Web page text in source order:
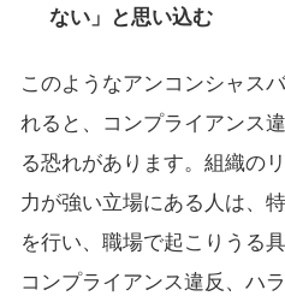
ない」と思い込む
このようなアンコンシャス
れると、コンプライアンス
る恐れがあります。組織の
力が強い立場にある人は、
を行い、職場で起こりうる
コンプライアンス違反、ハ